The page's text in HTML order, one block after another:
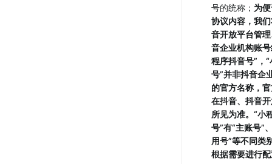
号的统称； 为
协议内容，我
音开放平台管
音企业机构账
程序抖音号”，
号”并非抖音企
的官方名称，
在抖音、抖音
所见为准。“小
号”有“主账号”
用号”等不同类
根据需要进行